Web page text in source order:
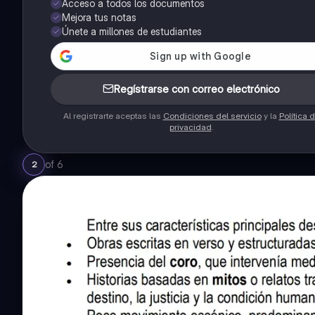
Acceso a todos los documentos
Mejora tus notas
Únete a millones de estudiantes
Regístrarse con correo electrónico
Al registrarte aceptas las Condiciones del servicioy la Política
privacidad.
2 of 6